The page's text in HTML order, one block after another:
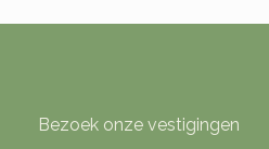
Bezoek onze vestigingen